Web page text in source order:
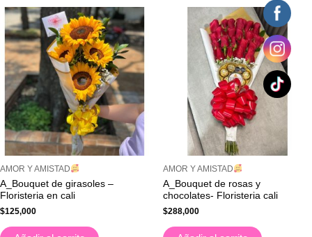
AMOR Y AMISTAD
A_Bouquet de girasoles –
Floristeria en cali
$125,000
AMOR Y AMISTAD
A_Bouquet de rosas y
chocolates- Floristeria cali
$288,000